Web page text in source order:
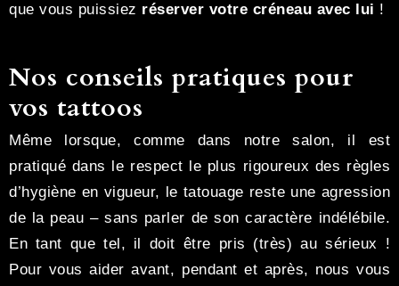
que vous puissiez réserver votre créneau avec lui !
Nos conseils pratiques pour
vos tattoos
Même lorsque, comme dans notre salon, il est
pratiqué dans le respect le plus rigoureux des règles
d’hygiène en vigueur, le tatouage reste une agression
de la peau – sans parler de son caractère indélébile.
En tant que tel, il doit être pris (très) au sérieux !
Pour vous aider avant, pendant et après, nous vous